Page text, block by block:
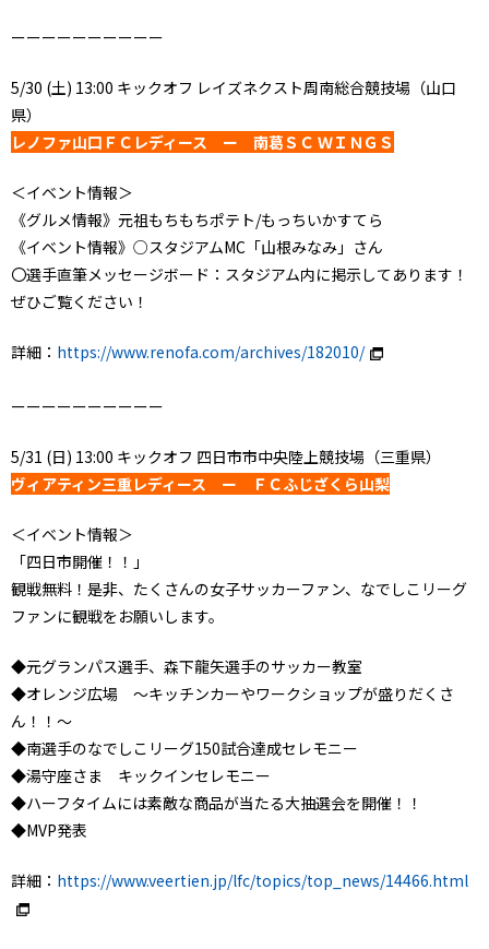
ーーーーーーーーーー
5/30 (土) 13:00 キックオフ レイズネクスト周南総合競技場（山口
県）
レノファ山口ＦＣレディース ー 南葛ＳＣ ＷＩＮＧＳ
＜イベント情報＞
《グルメ情報》元祖もちもちポテト/もっちいかすてら
《イベント情報》○スタジアムMC「山根みなみ」さん
〇選手直筆メッセージボード：スタジアム内に掲示してあります！
ぜひご覧ください！
詳細： https://www.renofa.com/archives/182010/
ーーーーーーーーーー
5/31 (日) 13:00 キックオフ 四日市市中央陸上競技場（三重県）
ヴィアティン三重レディース ー ＦＣふじざくら山梨
＜イベント情報＞
「四日市開催！！」
観戦無料！是非、たくさんの女子サッカーファン、なでしこリーグ
ファンに観戦をお願いします。
◆元グランパス選手、森下龍矢選手のサッカー教室
◆オレンジ広場 ～キッチンカーやワークショップが盛りだくさ
ん！！～
◆南選手のなでしこリーグ150試合達成セレモニー
◆湯守座さま キックインセレモニー
◆ハーフタイムには素敵な商品が当たる大抽選会を開催！！
◆MVP発表
詳細： https://www.veertien.jp/lfc/topics/top_news/14466.html